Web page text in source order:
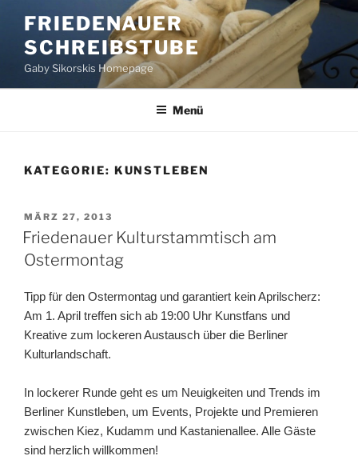
Inhalt
springen
FRIEDENAUER
SCHREIBSTUBE
Gaby Sikorskis Homepage
Menü
KATEGORIE: KUNSTLEBEN
VERÖFFENTLICHT
AM
MÄRZ 27, 2013
Friedenauer Kulturstammtisch am
Ostermontag
Tipp für den Ostermontag und garantiert kein Aprilscherz:
Am 1. April treffen sich ab 19:00 Uhr Kunstfans und
Kreative zum lockeren Austausch über die Berliner
Kulturlandschaft.
In lockerer Runde geht es um Neuigkeiten und Trends im
Berliner Kunstleben, um Events, Projekte und Premieren
zwischen Kiez, Kudamm und Kastanienallee. Alle Gäste
sind herzlich willkommen!